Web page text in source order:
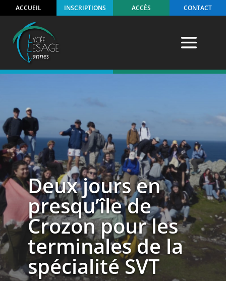
ACCUEIL INSCRIPTIONS ACCÈS CONTACT
Deux jours en
presqu’île de
Crozon pour les
terminales de la
spécialité SVT